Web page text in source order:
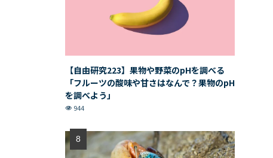
【自由研究223】果物や野菜のpHを調べる
「フルーツの酸味や甘さはなんで？果物のpH
を調べよう」
944